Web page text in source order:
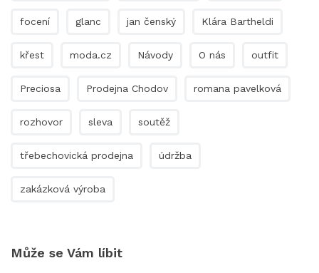
focení glanc jan čenský Klára Bartheldi
křest moda.cz Návody O nás outfit
Preciosa Prodejna Chodov romana pavelková
rozhovor sleva soutěž
třebechovická prodejna údržba
zakázková výroba
Může se Vám líbit